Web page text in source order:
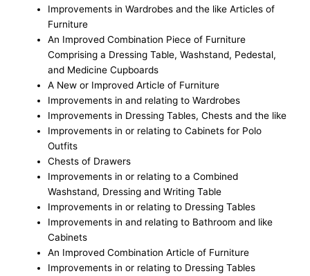
Improvements in Wardrobes and the like Articles of
Furniture
An Improved Combination Piece of Furniture
Comprising a Dressing Table, Washstand, Pedestal,
and Medicine Cupboards
A New or Improved Article of Furniture
Improvements in and relating to Wardrobes
Improvements in Dressing Tables, Chests and the like
Improvements in or relating to Cabinets for Polo
Outfits
Chests of Drawers
Improvements in or relating to a Combined
Washstand, Dressing and Writing Table
Improvements in or relating to Dressing Tables
Improvements in and relating to Bathroom and like
Cabinets
An Improved Combination Article of Furniture
Improvements in or relating to Dressing Tables